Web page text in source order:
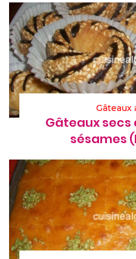
Gâteaux
Gâteaux secs
sésames